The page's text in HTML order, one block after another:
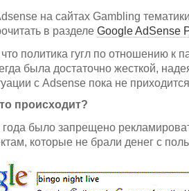
на сайтах Gambling
в разделе Google AdSense
политика гугл по отношению к
была достаточно жесткой,
с Adsense пока не
происходит?
было запрещено
которые не брали денег с